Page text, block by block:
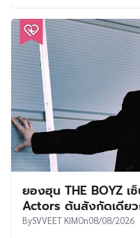
ยองฮุน THE BOYZ
Actors ต้นสังกัดเดีย
BySVVEET KIMOn08/08/2026